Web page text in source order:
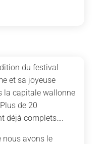
du festival
et sa joyeuse
la capitale wallonne
de 20
déjà complets….
nous avons le